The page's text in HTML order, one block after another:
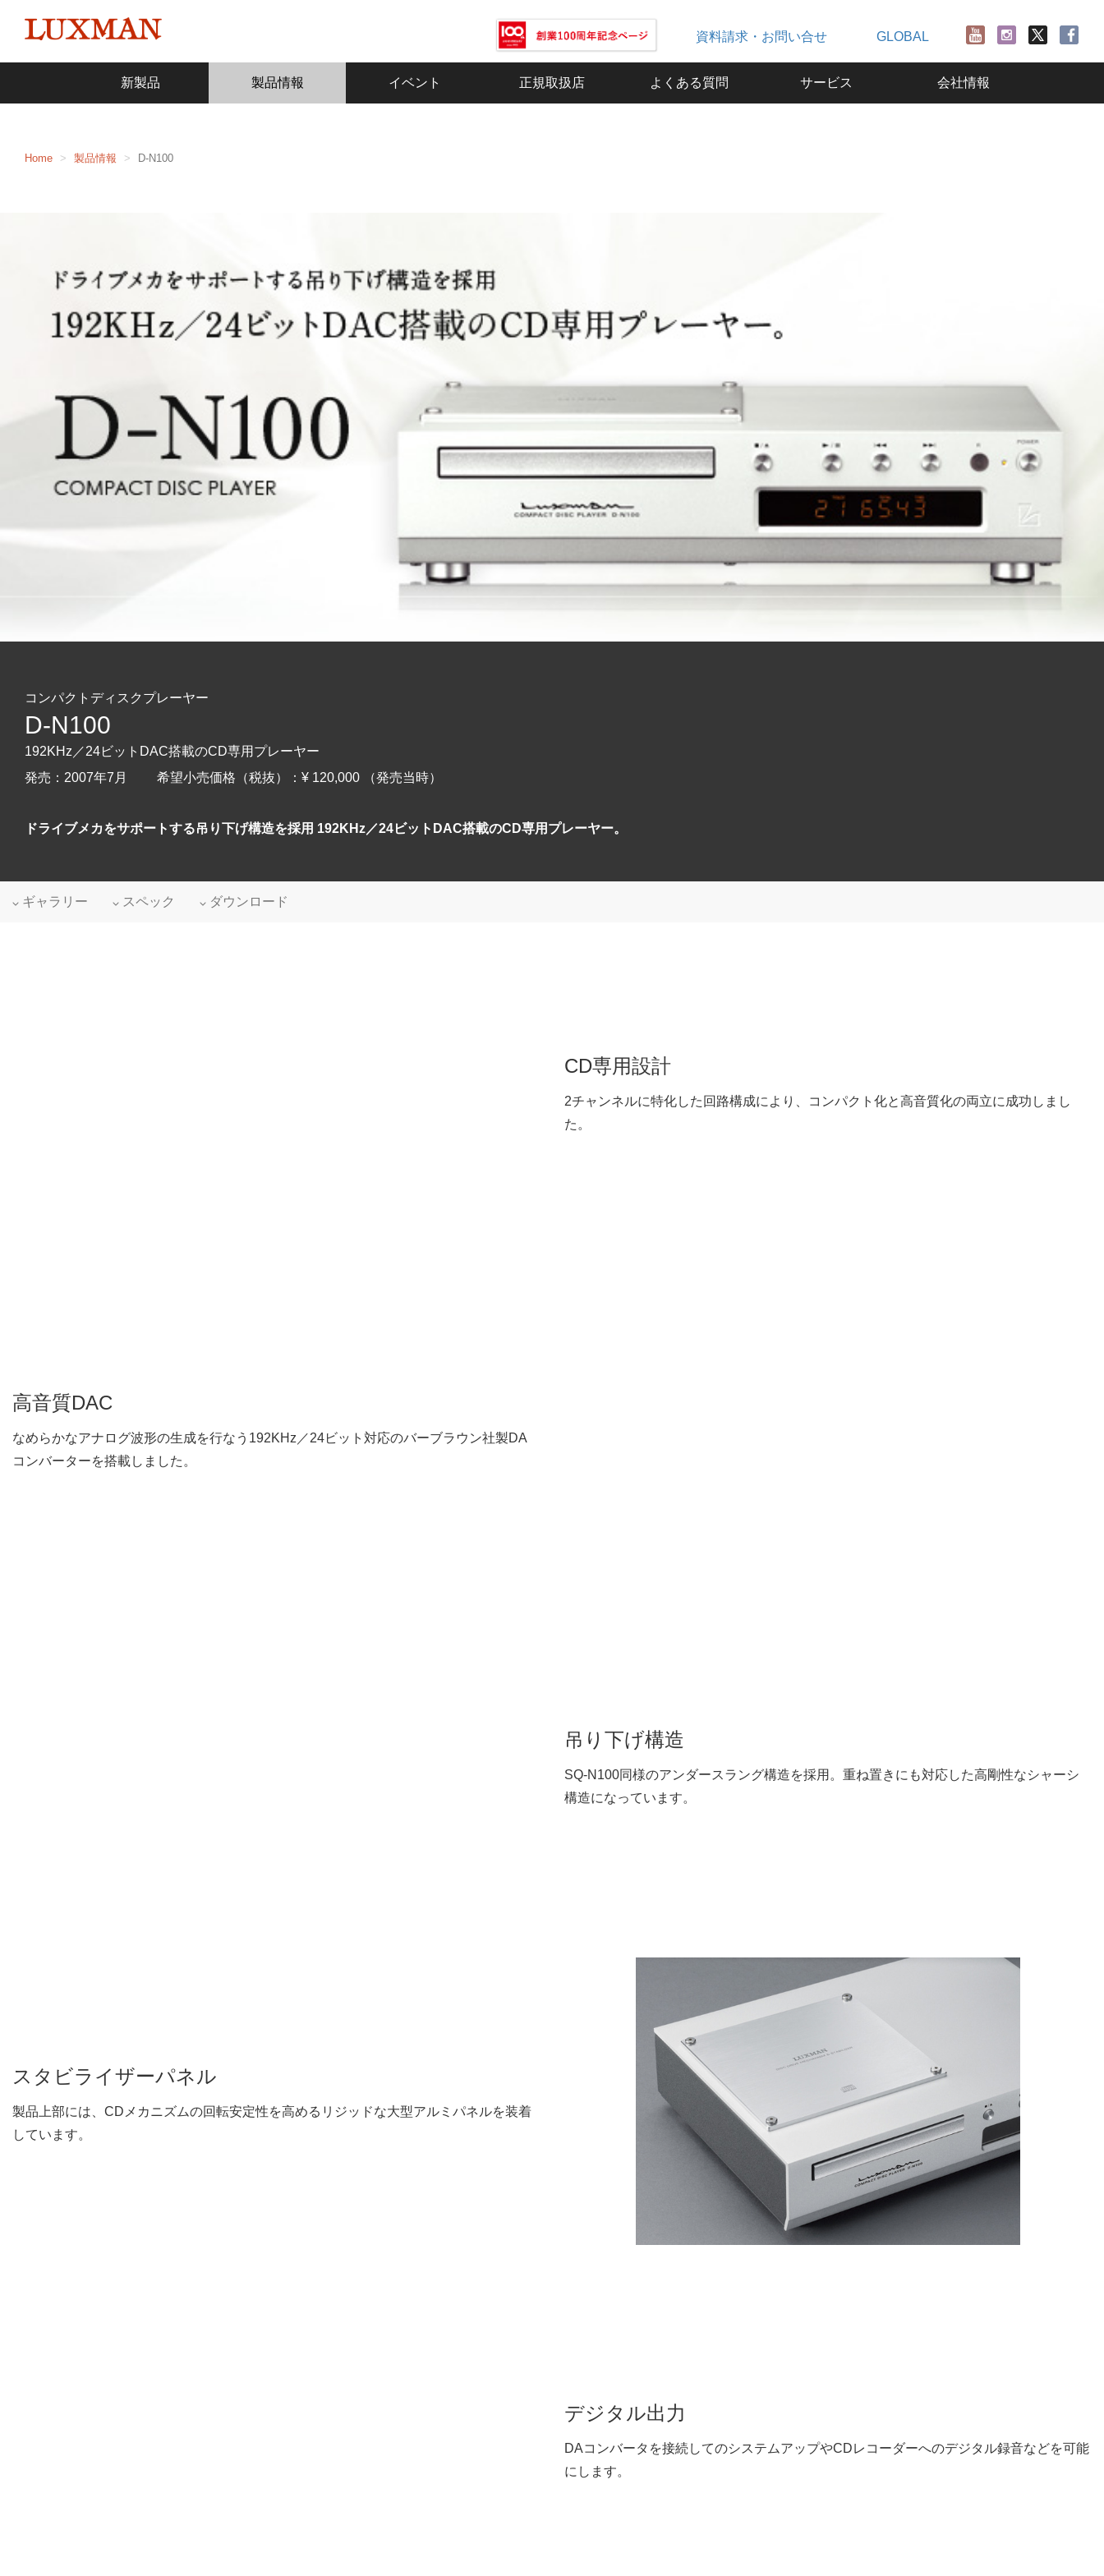
資料請求・お問い合せ GLOBAL
新製品 製品情報 イベント 正規取扱店 よくある質問 サービス 会社情報
Home 製品情報 D-N100
コンパクトディスクプレーヤー
D-N100
192KHz／24ビットDAC搭載のCD専用プレーヤー
発売：2007年7月 希望小売価格（税抜）：¥ 120,000 （発売当時）
ドライブメカをサポートする吊り下げ構造を採用 192KHz／24ビットDAC搭載のCD専用プレーヤー。
ギャラリー スペック ダウンロード
CD専用設計
2チャンネルに特化した回路構成により、コンパクト化と高音質化の両立に成功しまし
た。
高音質DAC
なめらかなアナログ波形の生成を行なう192KHz／24ビット対応のバーブラウン社製DA
コンバーターを搭載しました。
吊り下げ構造
SQ-N100同様のアンダースラング構造を採用。重ね置きにも対応した高剛性なシャーシ
構造になっています。
スタビライザーパネル
製品上部には、CDメカニズムの回転安定性を高めるリジッドな大型アルミパネルを装着
しています。
デジタル出力
DAコンバータを接続してのシステムアップやCDレコーダーへのデジタル録音などを可能
にします。